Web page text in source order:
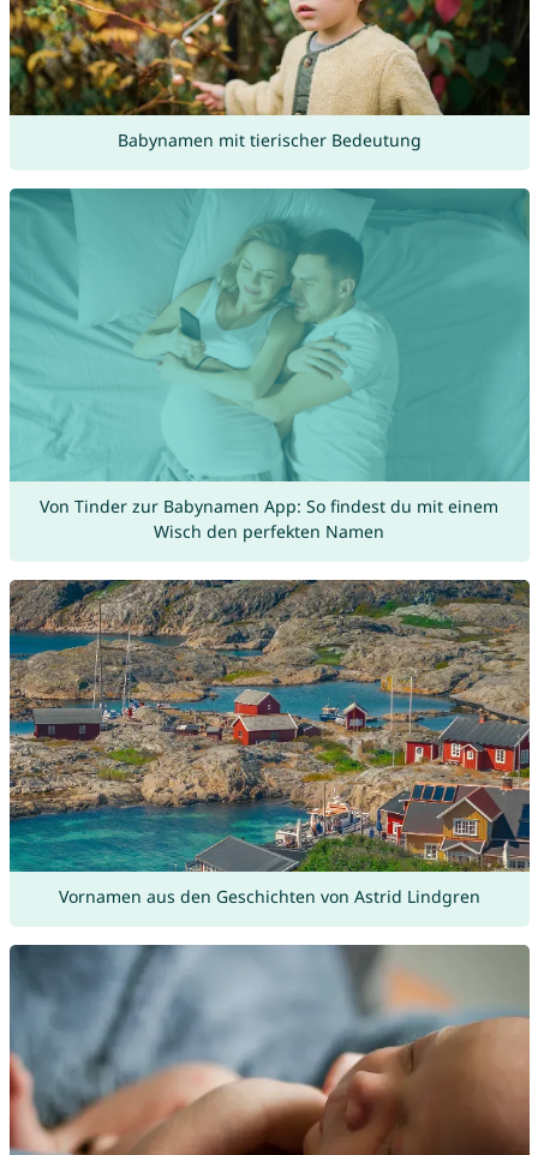
Babynamen mit tierischer Bedeutung
Von Tinder zur Babynamen App: So findest du mit einem
Wisch den perfekten Namen
Vornamen aus den Geschichten von Astrid Lindgren